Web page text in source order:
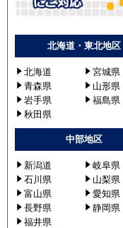
三菱重工
パナソニック
北海道・東北地区
北海道
宮城県
青森県
山形県
岩手県
福島県
秋田県
中部地区
新潟道
岐阜県
石川県
山梨県
富山県
愛知県
長野県
静岡県
福井県